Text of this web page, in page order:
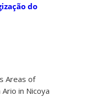
do
Areas of
in Nicoya